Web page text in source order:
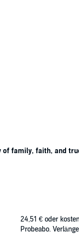
of family, faith, and
24,51 € oder
Probeabo.